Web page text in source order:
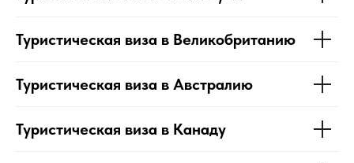
Туристическая виза в Великобританию
Туристическая виза в Австралию
Туристическая виза в Канаду